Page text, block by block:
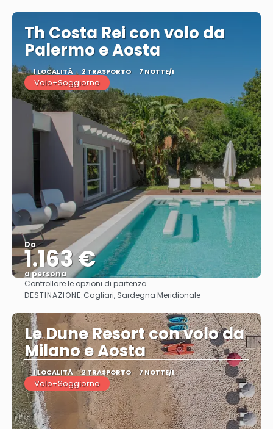
Th Costa Rei con volo da
Palermo e Aosta
1 LOCALITÀ 2 TRASPORTO 7 NOTTE/I
Volo+Soggiorno
Da
1.163 €
a persona
Vedere
Controllare le opzioni di partenza
DESTINAZIONE:Cagliari, Sardegna Meridionale
Le Dune Resort con volo da
Milano e Aosta
1 LOCALITÀ 2 TRASPORTO 7 NOTTE/I
Volo+Soggiorno